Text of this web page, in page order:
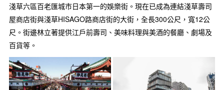
淺草六區百老匯城市日本第一的娛樂街。現在已成為連結淺草壽司
屋商店街與淺草HISAGO路商店街的大街，全長300公尺，寬12公
尺。街邊林立著提供江戶前壽司、美味料理與美酒的餐廳、劇場及
百貨等。